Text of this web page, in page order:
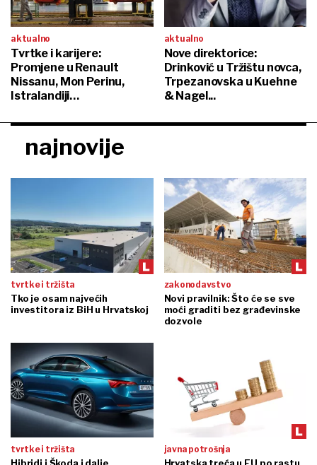
aktualno
Tvrtke i karijere:
Promjene u Renault
Nissanu, Mon Perinu,
Istralandiji…
aktualno
Nove direktorice:
Drinković u Tržištu novca,
Trpezanovska u Kuehne
& Nagel...
najnovije
tvrtke i tržišta
Tko je osam najvećih
investitora iz BiH u Hrvatskoj
zakonodavstvo
Novi pravilnik: Što će se sve
moći graditi bez građevinske
dozvole
tvrtke i tržišta javna potrošnja